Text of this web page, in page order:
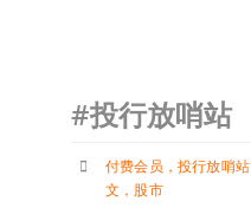
#投行放哨站
付费会员 ， 投行放哨站
文 ， 股市